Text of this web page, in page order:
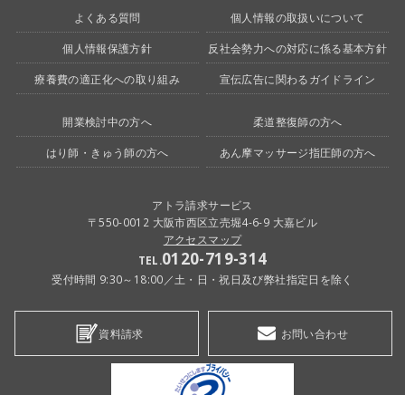
よくある質問 個人情報の取扱いについて
個人情報保護方針 反社会勢力への対応に係る基本方針
療養費の適正化への取り組み 宣伝広告に関わるガイドライン
開業検討中の方へ 柔道整復師の方へ
はり師・きゅう師の方へ あん摩マッサージ指圧師の方へ
アトラ請求サービス
〒550-0012 大阪市西区立売堀4-6-9 大嘉ビル
アクセスマップ
TEL.0120-719-314
受付時間 9:30～18:00／土・日・祝日及び弊社指定日を除く
資料請求 お問い合わせ